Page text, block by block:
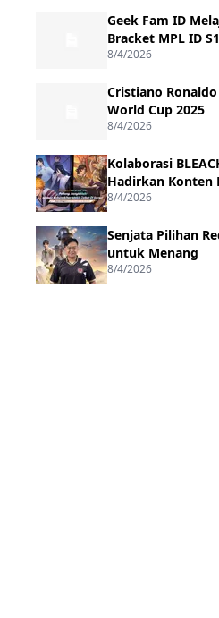
Geek Fam ID
Bracket MPL ID
8/4/2026
Cristiano
World Cup 2025
8/4/2026
Kolaborasi
Hadirkan Konten
8/4/2026
Senjata Pilihan
untuk Menang
8/4/2026